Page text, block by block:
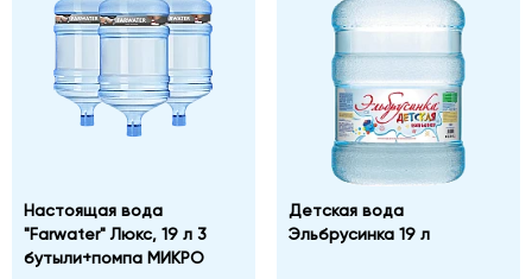
Настоящая вода
"Farwater" Люкс, 19 л 3
бутыли+помпа МИКРО
Детская вода
Эльбрусинка 19 л